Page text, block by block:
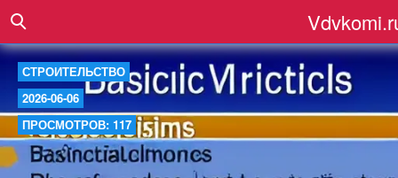
СТРОИТЕЛЬСТВО
2026-06-06
ПРОСМОТРОВ: 117